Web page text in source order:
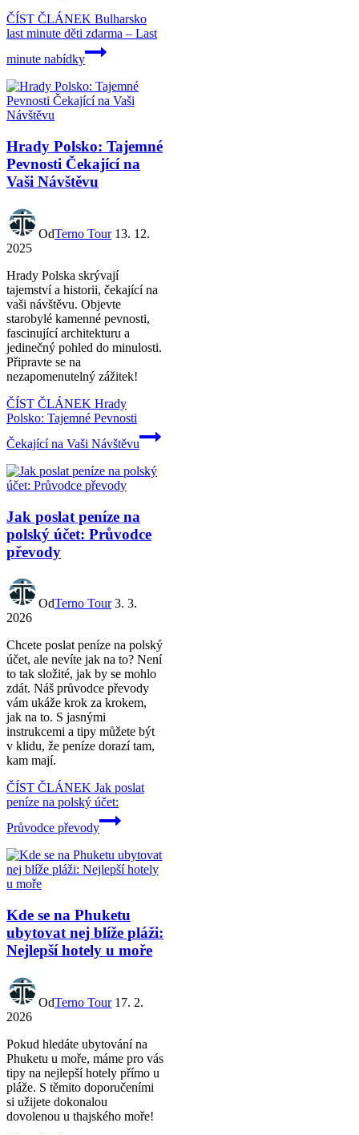
ČÍST ČLÁNEK Bulharsko
last minute děti zdarma – Last
minute nabídky
Hrady Polsko: Tajemné
Pevnosti Čekající na
Vaši Návštěvu
OdTerno Tour 13. 12.
2025
Hrady Polska skrývají
tajemství a historii, čekající na
vaši návštěvu. Objevte
starobylé kamenné pevnosti,
fascinující architekturu a
jedinečný pohled do minulosti.
Připravte se na
nezapomenutelný zážitek!
ČÍST ČLÁNEK Hrady
Polsko: Tajemné Pevnosti
Čekající na Vaši Návštěvu
Jak poslat peníze na
polský účet: Průvodce
převody
OdTerno Tour 3. 3.
2026
Chcete poslat peníze na polský
účet, ale nevíte jak na to? Není
to tak složité, jak by se mohlo
zdát. Náš průvodce převody
vám ukáže krok za krokem,
jak na to. S jasnými
instrukcemi a tipy můžete být
v klidu, že peníze dorazí tam,
kam mají.
ČÍST ČLÁNEK Jak poslat
peníze na polský účet:
Průvodce převody
Kde se na Phuketu
ubytovat nej blíže pláži:
Nejlepší hotely u moře
OdTerno Tour 17. 2.
2026
Pokud hledáte ubytování na
Phuketu u moře, máme pro vás
tipy na nejlepší hotely přímo u
pláže. S těmito doporučeními
si užijete dokonalou
dovolenou u thajského moře!